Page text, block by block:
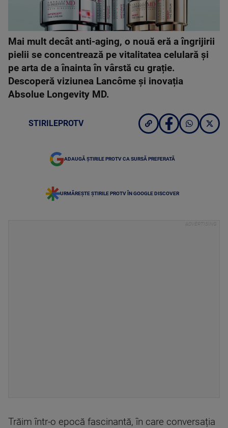
Mai mult decât anti-aging, o nouă eră a îngrijirii
pielii se concentrează pe vitalitatea celulară și
pe arta de a înainta în vârstă cu grație.
Descoperă viziunea Lancôme și inovația
Absolue Longevity MD.
STIRILEPROTV
ADAUGĂ ȘTIRILE PROTV CA SURSĂ PREFERATĂ
URMĂREȘTE ȘTIRILE PROTV ÎN GOOGLE DISCOVER
Trăim într-o epocă fascinantă, în care conversația